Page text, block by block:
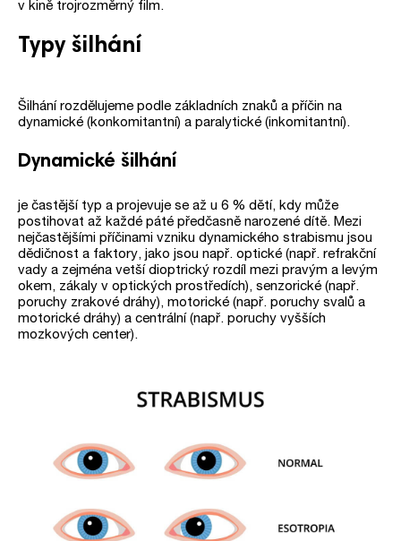
v kině trojrozměrný film.
Typy šilhání
Šilhání rozdělujeme podle základních znaků a příčin na
dynamické (konkomitantní) a paralytické (inkomitantní).
Dynamické šilhání
je častější typ a projevuje se až u 6 % dětí, kdy může
postihovat až každé páté předčasně narozené dítě. Mezi
nejčastějšími příčinami vzniku dynamického strabismu jsou
dědičnost a faktory, jako jsou např. optické (např. refrakční
vady a zejména vetší dioptrický rozdíl mezi pravým a levým
okem, zákaly v optických prostředích), senzorické (např.
poruchy zrakové dráhy), motorické (např. poruchy svalů a
motorické dráhy) a centrální (např. poruchy vyšších
mozkových center).